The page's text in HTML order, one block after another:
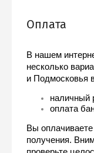
Оплата
В нашем
несколько
и Подмосковья
наличный
оплата
Вы оплачиваете
получения.